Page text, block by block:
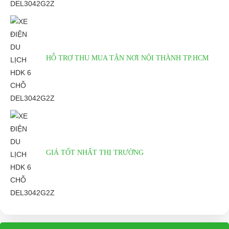
nhôm
DEL3042G2Z sử dụng mái che
kế cong ở góc cạnh, giúp bảo vệ
Thông số kỹ thuật XE ĐIỆN DU LỊCH
HDK 6 CHỖ DEL3042G2Z
HỖ TRỢ THU MUA TẬN NƠI NỘI THÀNH TP.HCM
GIÁ TỐT NHẤT THỊ TRƯỜNG